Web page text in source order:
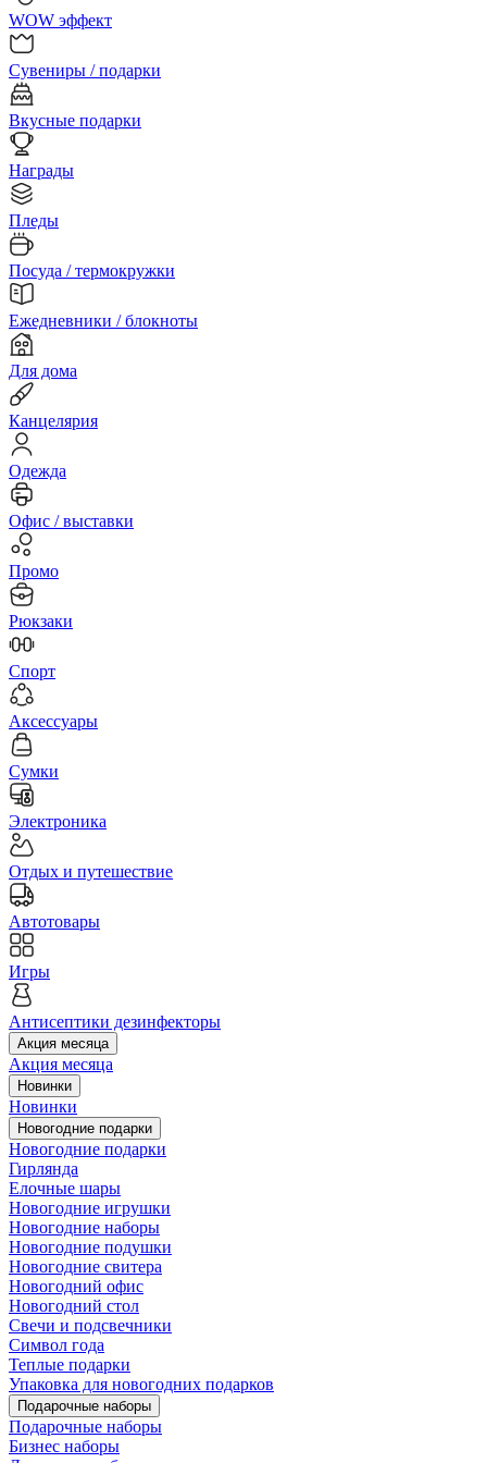
WOW эффект
Сувениры / подарки
Вкусные подарки
Награды
Пледы
Посуда / термокружки
Ежедневники / блокноты
Для дома
Канцелярия
Одежда
Офис / выставки
Промо
Рюкзаки
Спорт
Аксессуары
Сумки
Электроника
Отдых и путешествие
Автотовары
Игры
Антисептики дезинфекторы
Акция месяца
Акция месяца
Новинки
Новинки
Новогодние подарки
Новогодние подарки
Гирлянда
Елочные шары
Новогодние игрушки
Новогодние наборы
Новогодние подушки
Новогодние свитера
Новогодний офис
Новогодний стол
Свечи и подсвечники
Символ года
Теплые подарки
Упаковка для новогодних подарков
Подарочные наборы
Подарочные наборы
Бизнес наборы